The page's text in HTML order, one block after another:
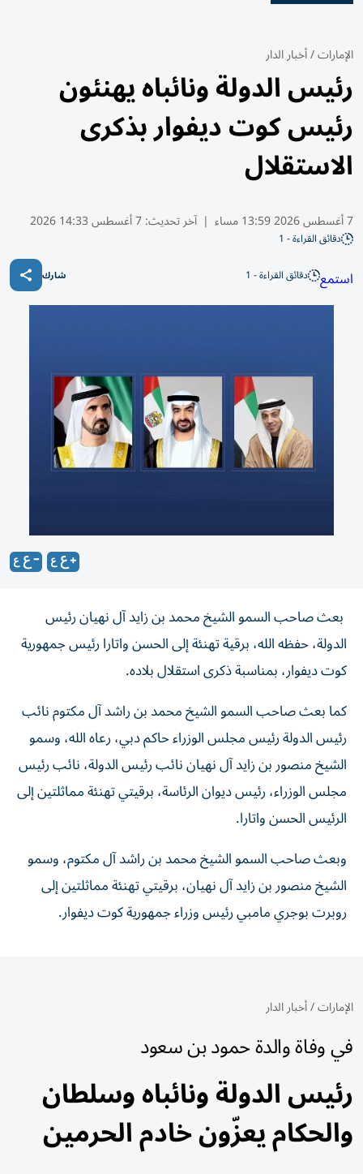
الإمارات/أخبار الدار
رئيس الدولة ونائباه يهنئون
رئيس كوت ديفوار بذكرى
الاستقلال
7 أغسطس 2026 13:59 مساء | آخر تحديث:7 أغسطس 14:33 2026
دقائق القراءة - 1
استمع دقائق القراءة - 1 شارك
بعث صاحب السمو الشيخ محمد بن زايد آل نهيان رئيس
الدولة، حفظه الله، برقية تهنئة إلى الحسن واتارا رئيس جمهورية
كوت ديفوار، بمناسبة ذكرى استقلال بلاده.
كما بعث صاحب السمو الشيخ محمد بن راشد آل مكتوم نائب
رئيس الدولة رئيس مجلس الوزراء حاكم دبي، رعاه الله، وسمو
الشيخ منصور بن زايد آل نهيان نائب رئيس الدولة، نائب رئيس
مجلس الوزراء، رئيس ديوان الرئاسة، برقيتي تهنئة مماثلتين إلى
الرئيس الحسن واتارا.
وبعث صاحب السمو الشيخ محمد بن راشد آل مكتوم، وسمو
الشيخ منصور بن زايد آل نهيان، برقيتي تهنئة مماثلتين إلى
روبرت بوجري مامبي رئيس وزراء جمهورية كوت ديفوار.
الإمارات/أخبار الدار
في وفاة والدة حمود بن سعود
رئيس الدولة ونائباه وسلطان
والحكام يعزّون خادم الحرمين